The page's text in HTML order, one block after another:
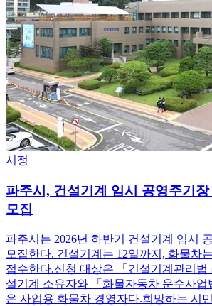
시정
파주시, 건설기계 임시 공영주기
모집
파주시는 2026년 하반기 건설기계 임시
모집한다. 건설기계는 12일까지, 화물차
접수한다.신청 대상은 「건설기계관리법
설기계 소유자와 「화물자동차 운수사업
은 사업용 화물차 경영자다.희망하는 시